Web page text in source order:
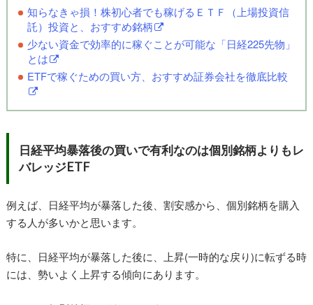
知らなきゃ損！株初心者でも稼げるＥＴＦ（上場投資信
託）投資と、おすすめ銘柄
少ない資金で効率的に稼ぐことが可能な「日経225先物」
とは
ETFで稼ぐための買い方、おすすめ証券会社を徹底比較
日経平均暴落後の買いで有利なのは個別銘柄よりもレ
バレッジETF
例えば、日経平均が暴落した後、割安感から、個別銘柄を購入
する人が多いかと思います。
特に、日経平均が暴落した後に、上昇(一時的な戻り)に転ずる時
には、勢いよく上昇する傾向にあります。